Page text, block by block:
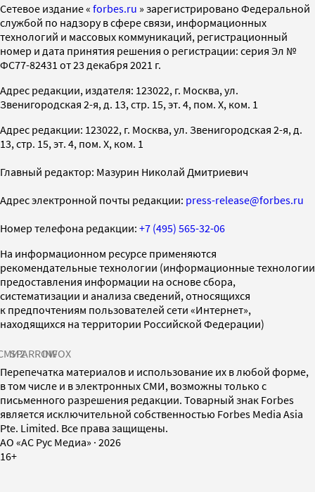
Cетевое издание « forbes.ru » зарегистрировано Федеральной
службой по надзору в сфере связи, информационных
технологий и массовых коммуникаций, регистрационный
номер и дата принятия решения о регистрации: серия Эл №
ФС77-82431 от 23 декабря 2021 г.
Адрес редакции, издателя: 123022, г. Москва, ул.
Звенигородская 2-я, д. 13, стр. 15, эт. 4, пом. X, ком. 1
Адрес редакции: 123022, г. Москва, ул. Звенигородская 2-я, д.
13, стр. 15, эт. 4, пом. X, ком. 1
Главный редактор: Мазурин Николай Дмитриевич
Адрес электронной почты редакции: press-release@forbes.ru
Номер телефона редакции: +7 (495) 565-32-06
На информационном ресурсе применяются
рекомендательные технологии (информационные технологии
предоставления информации на основе сбора,
систематизации и анализа сведений, относящихся
к предпочтениям пользователей сети «Интернет»,
находящихся на территории Российской Федерации)
SPARROWINFOX
Перепечатка материалов и использование их в любой форме,
в том числе и в электронных СМИ, возможны только с
письменного разрешения редакции. Товарный знак Forbes
является исключительной собственностью Forbes Media Asia
Pte. Limited. Все права защищены.
AO «АС Рус Медиа» · 2026
16+